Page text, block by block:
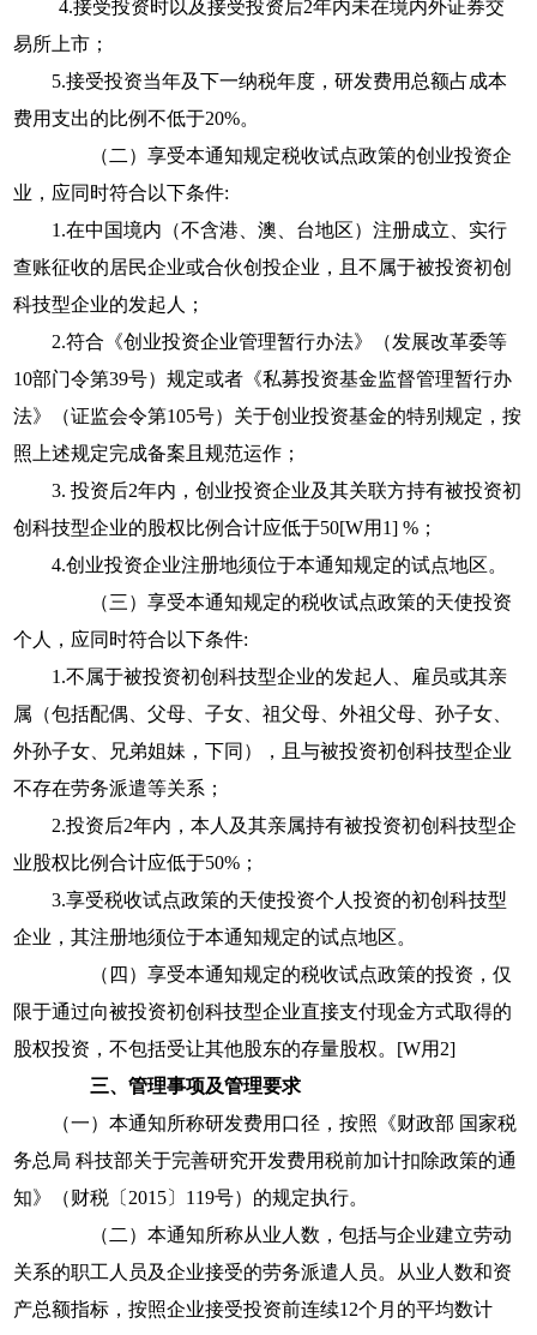
4.接受投资时以及接受投资后2年内未在境内外证券交
易所上市；
5.接受投资当年及下一纳税年度，研发费用总额占成本
费用支出的比例不低于20%。
（二）享受本通知规定税收试点政策的创业投资企
业，应同时符合以下条件:
1.在中国境内（不含港、澳、台地区）注册成立、实行
查账征收的居民企业或合伙创投企业，且不属于被投资初创
科技型企业的发起人；
2.符合《创业投资企业管理暂行办法》（发展改革委等
10部门令第39号）规定或者《私募投资基金监督管理暂行办
法》（证监会令第105号）关于创业投资基金的特别规定，按
照上述规定完成备案且规范运作；
3.投资后2年内，创业投资企业及其关联方持有被投资初
创科技型企业的股权比例合计应低于50[W用1] % ；
4.创业投资企业注册地须位于本通知规定的试点地区。
（三）享受本通知规定的税收试点政策的天使投资
个人，应同时符合以下条件:
1.不属于被投资初创科技型企业的发起人、雇员或其亲
属（包括配偶、父母、子女、祖父母、外祖父母、孙子女、
外孙子女、兄弟姐妹，下同），且与被投资初创科技型企业
不存在劳务派遣等关系；
2.投资后2年内，本人及其亲属持有被投资初创科技型企
业股权比例合计应低于50% ；
3.享受税收试点政策的天使投资个人投资的初创科技型
企业，其注册地须位于本通知规定的试点地区。
（四）享受本通知规定的税收试点政策的投资，仅
限于通过向被投资初创科技型企业直接支付现金方式取得的
股权投资，不包括受让其他股东的存量股权。 [W用2]
三、管理事项及管理要求
（一）本通知所称研发费用口径，按照《财政部 国家税
务总局 科技部关于完善研究开发费用税前加计扣除政策的通
知》（财税〔 2015〕 119号）的规定执行。
（二）本通知所称从业人数，包括与企业建立劳动
关系的职工人员及企业接受的劳务派遣人员。从业人数和资
产总额指标，按照企业接受投资前连续12个月的平均数计